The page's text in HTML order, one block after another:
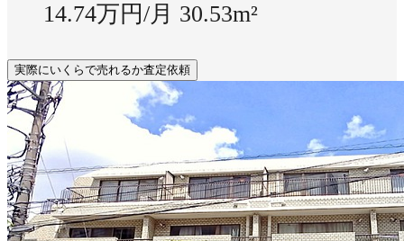
14.74万円/月 30.53m²
実際にいくらで売れるか査定依頼